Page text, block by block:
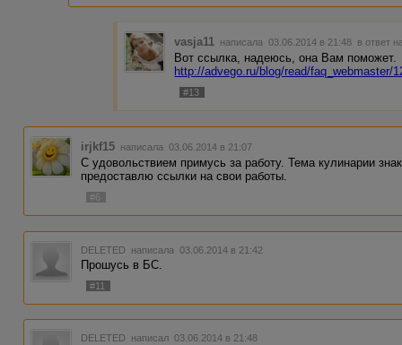
vasja11 написала 03.06.2014 в 21:48 в ответ
Вот ссылка, надеюсь, она Вам поможет.
http://advego.ru/blog/read/faq_webmaster/
#13
irjkf15 написала 03.06.2014 в 21:07
С удовольствием примусь за работу. Тема кулинарии
предоставлю ссылки на свои работы.
#6
DELETED написала 03.06.2014 в 21:42
Прошусь в БС.
#11
DELETED написал 03.06.2014 в 21:48